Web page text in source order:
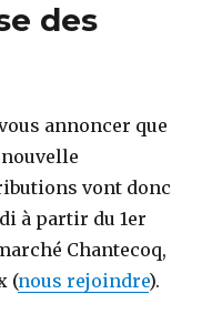
des
annoncer que
vont donc
à partir du 1er
Chantecoq,
(nous rejoindre).